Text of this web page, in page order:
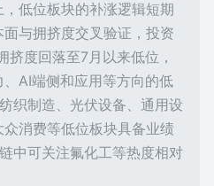
低位板块的补涨逻辑短期
与拥挤度交叉验证，投资
挤度回落至7月以来低位，
AI端侧和应用等方向的低
织制造、光伏设备、通用设
消费等低位板块具备业绩
中可关注氟化工等热度相对